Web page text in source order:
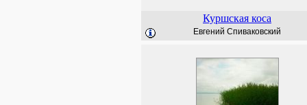
Куршская коса
Евгений Спиваковский